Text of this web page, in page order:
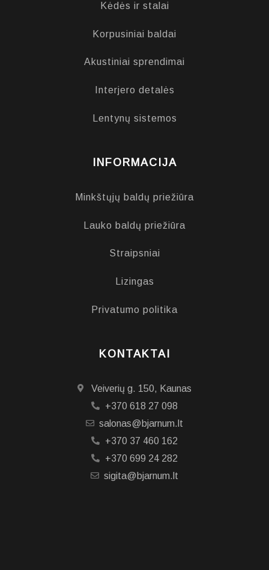
Kėdės ir stalai
Korpusiniai baldai
Akustiniai sprendimai
Interjero detalės
Lentynų sistemos
INFORMACIJA
Minkštųjų baldų priežiūra
Lauko baldų priežiūra
Straipsniai
Lizingas
Privatumo politika
KONTAKTAI
Veiverių g. 150, Kaunas
+370 618 27 098
salonas@bjarnum.lt
+370 37 460 162
+370 699 24 282
sigita@bjarnum.lt